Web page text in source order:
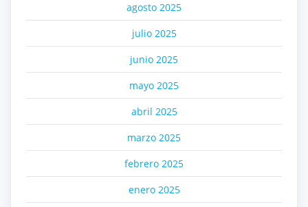
agosto 2025
julio 2025
junio 2025
mayo 2025
abril 2025
marzo 2025
febrero 2025
enero 2025